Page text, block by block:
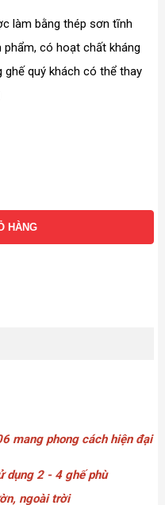
làm bằng thép sơn tĩnh
có hoạt chất kháng
ghế quý khách có thể thay
HÀNG
mang phong cách hiện đại
dụng 2 - 4 ghế phù
ngoài trời